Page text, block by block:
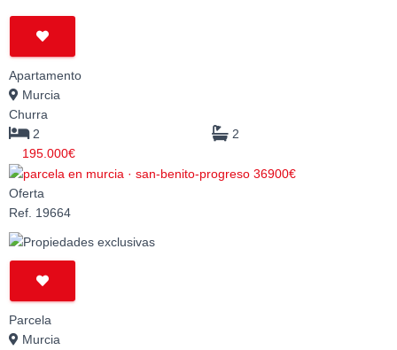
Apartamento
Murcia
Churra
2
2
195.000€
Oferta
Ref. 19664
Parcela
Murcia